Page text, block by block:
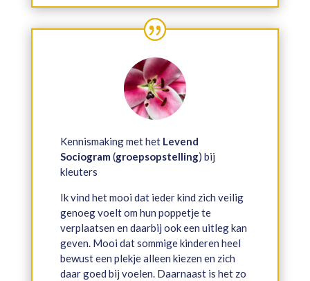
Kennismaking met het Levend
Sociogram (groepsopstelling) bij
kleuters
Ik vind het mooi dat ieder kind zich veilig
genoeg voelt om hun poppetje te
verplaatsen en daarbij ook een uitleg kan
geven. Mooi dat sommige kinderen heel
bewust een plekje alleen kiezen en zich
daar goed bij voelen. Daarnaast is het zo